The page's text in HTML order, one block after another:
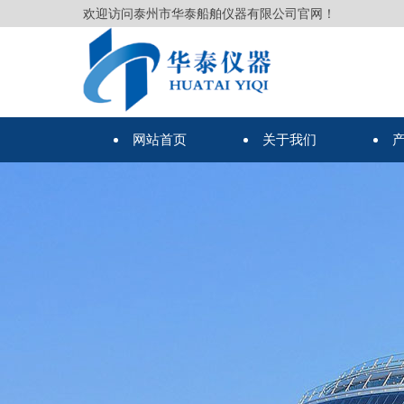
欢迎访问泰州市华泰船舶仪器有限公司官网！
网站首页 关于我们